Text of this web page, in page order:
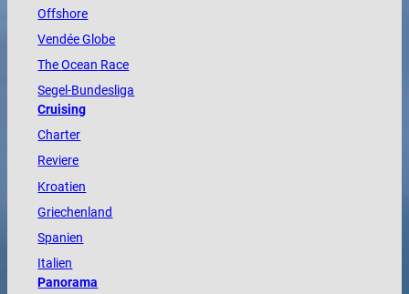
Offshore
VendéeGlobe
TheOcean Race
Segel-Bundesliga
Cruising
Charter
Reviere
Kroatien
Griechenland
Spanien
Italien
Panorama